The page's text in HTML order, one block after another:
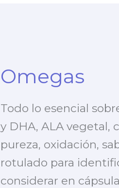
Omegas
Todo lo esencial
y DHA, ALA vegetal,
pureza, oxidación,
rotulado para
considerar en